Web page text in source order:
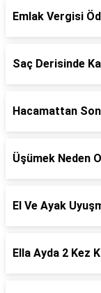
Emlak Vergisi
Saç Derisinde
Hacamattan
Üşümek Neden
El Ve Ayak
Ella Ayda 2 Kez